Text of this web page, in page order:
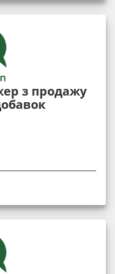
з продажу